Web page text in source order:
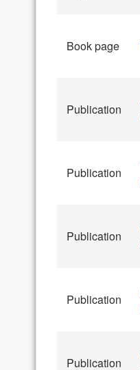
Book page
Publication
Publication
Publication
Publication
Publication